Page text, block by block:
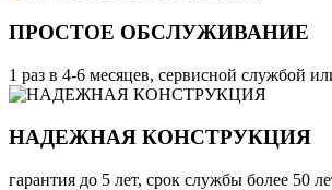
ПРОСТОЕ ОБСЛУЖИВАНИЕ
1 раз в 4-6 месяцев, сервисной службой
НАДЕЖНАЯ КОНСТРУКЦИЯ
гарантия до 5 лет, срок службы более 50